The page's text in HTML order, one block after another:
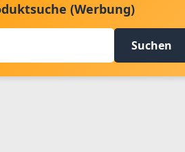
(Werbung)
Suchen